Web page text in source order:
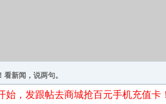
新闻，说两句。